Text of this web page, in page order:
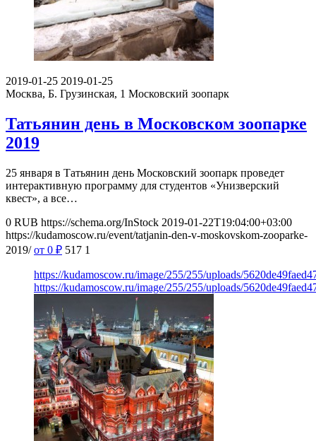
2019-01-25 2019-01-25
Москва, Б. Грузинская, 1 Московский зоопарк
Татьянин день в Московском зоопарке
2019
25 января в Татьянин день Московский зоопарк проведет
интерактивную программу для студентов «Унизверский
квест», а все…
0 RUB https://schema.org/InStock 2019-01-22T19:04:00+03:00
https://kudamoscow.ru/event/tatjanin-den-v-moskovskom-zooparke-
2019/ от 0 ₽ 517 1
https://kudamoscow.ru/image/255/255/uploads/
https://kudamoscow.ru/image/255/255/uploads/